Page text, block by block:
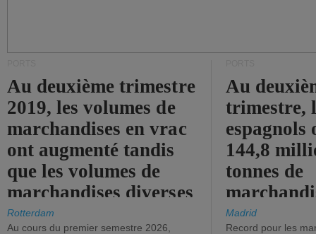
Au deuxième trimestre
2019, les volumes de
marchandises en vrac
ont augmenté tandis
que les volumes de
marchandises diverses
ont diminué.
Rotterdam
Au cours du premier semestre 2026,
Au
trimestre,
144,8
tonnes de
(+2,9%).
Madrid
Record pour les